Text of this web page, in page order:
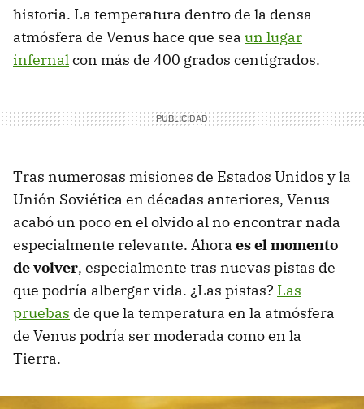
historia. La temperatura dentro de la densa
atmósfera de Venus hace que sea un lugar
infernalcon más de 400 grados centígrados.
Tras numerosas misiones de Estados Unidos y la
Unión Soviética en décadas anteriores, Venus
acabó un poco en el olvido al no encontrar nada
especialmente relevante. Ahora es el momento
de volver, especialmente tras nuevas pistas de
que podría albergar vida. ¿Las pistas? Las
pruebas de que la temperatura en la atmósfera
de Venus podría ser moderada como en la
Tierra.